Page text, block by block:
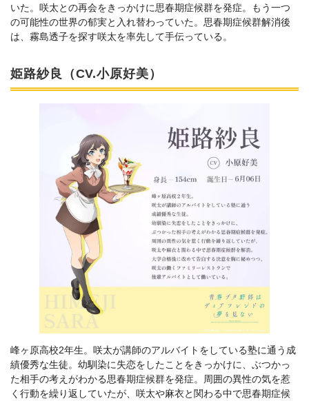
いた。咲太との再会をきっかけに思春期症候群を発症。もう一つ
の可能性の世界の郁実と入れ替わっていた。思春期症候群解消後
は、霧島透子を探す咲太を率先して手伝っている。
姫路紗良（CV.小原好美）
峰ヶ原高校2年生。咲太が講師のアルバイトをしている塾に通う成
績優秀な生徒。幼馴染に失恋をしたことをきっかけに、ぶつかっ
た相手の考えがわかる思春期症候群を発症。周囲の異性の気を惹
く行動を繰り返していたが、咲太や麻衣と関わる中で思春期症候